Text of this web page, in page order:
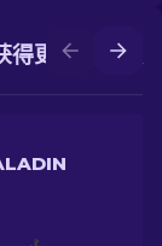
更好的皮肤